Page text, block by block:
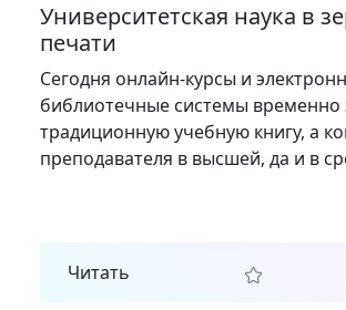
Университетская наука в
печати
Сегодня онлайн-курсы и
библиотечные системы временно
традиционную учебную книгу, а
преподавателя в высшей, да и в
Читать